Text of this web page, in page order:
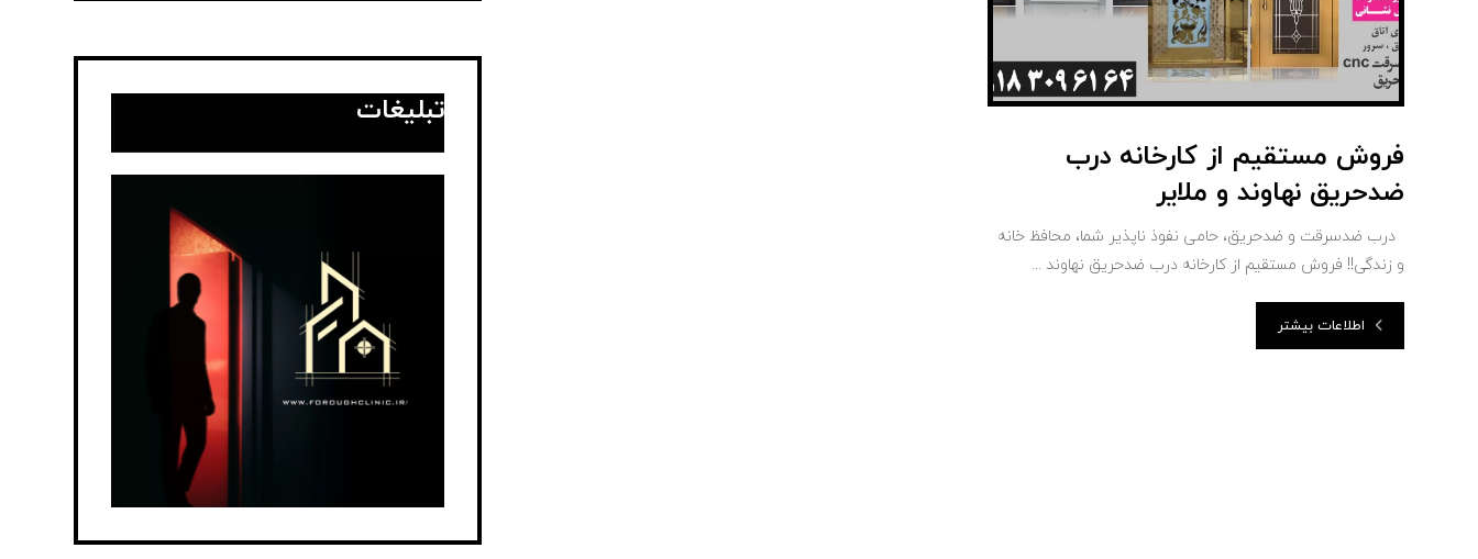
فروش مستقیم از کارخانه درب
ضدحریق نهاوند و ملایر
درب ضدسرقت و ضدحریق، حامی نفوذ ناپذیر شما، محافظ خانه
و زندگی!! فروش مستقیم از کارخانه درب ضدحریق نهاوند ...
اطلاعات بیشتر
تبلیغات